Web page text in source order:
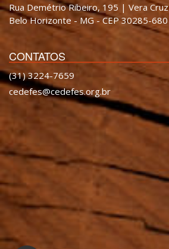
Rua Demétrio Ribeiro, 195 | Vera Cruz
Belo Horizonte - MG - CEP 30285-680
CONTATOS
(31) 3224-7659
cedefes@cedefes.org.br